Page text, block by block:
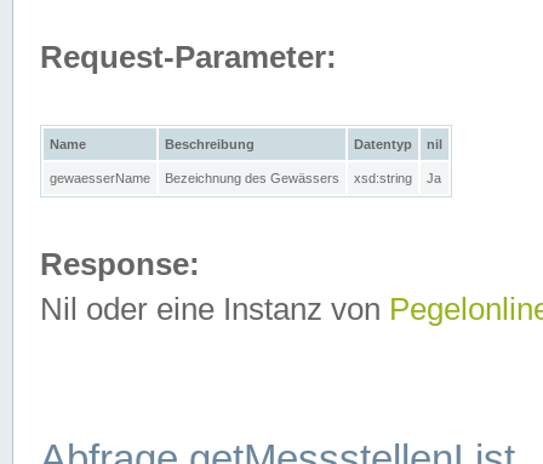
Request-Parameter:
Name Beschreibung Datentyp nil
gewaesserName Bezeichnung des Gewässers xsd:string Ja
Response:
Nil oder eine Instanz von